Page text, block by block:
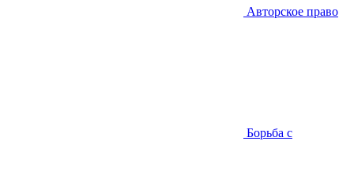
Авторское право
Борьба с